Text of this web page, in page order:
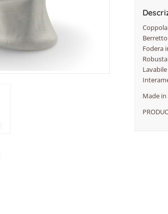
Fodera
Lavabile
Made